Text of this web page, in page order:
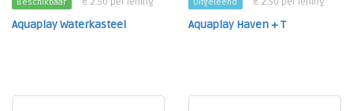
Aquaplay Waterkasteel Aquaplay Haven + T